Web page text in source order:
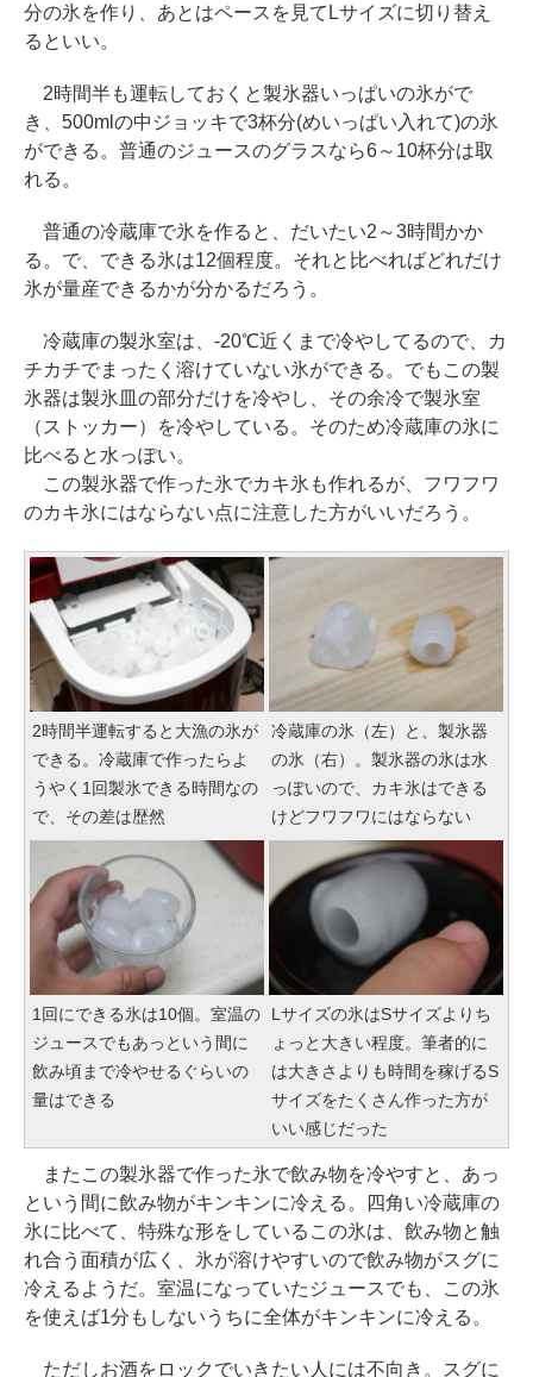
分の氷を作り、あとはペースを見てLサイズに切り替え
るといい。
2時間半も運転しておくと製氷器いっぱいの氷がで
き、500mlの中ジョッキで3杯分(めいっぱい入れて)の氷
ができる。普通のジュースのグラスなら6～10杯分は取
れる。
普通の冷蔵庫で氷を作ると、だいたい2～3時間かか
る。で、できる氷は12個程度。それと比べればどれだけ
氷が量産できるかが分かるだろう。
冷蔵庫の製氷室は、-20℃近くまで冷やしてるので、カ
チカチでまったく溶けていない氷ができる。でもこの製
氷器は製氷皿の部分だけを冷やし、その余冷で製氷室
（ストッカー）を冷やしている。そのため冷蔵庫の氷に
比べると水っぽい。
この製氷器で作った氷でカキ氷も作れるが、フワフワ
のカキ氷にはならない点に注意した方がいいだろう。
2時間半運転すると大漁の氷が
できる。冷蔵庫で作ったらよ
うやく1回製氷できる時間なの
で、その差は歴然
冷蔵庫の氷（左）と、製氷器
の氷（右）。製氷器の氷は水
っぽいので、カキ氷はできる
けどフワフワにはならない
1回にできる氷は10個。室温の
ジュースでもあっという間に
飲み頃まで冷やせるぐらいの
量はできる
Lサイズの氷はSサイズよりち
ょっと大きい程度。筆者的に
は大きさよりも時間を稼げるS
サイズをたくさん作った方が
いい感じだった
またこの製氷器で作った氷で飲み物を冷やすと、あっ
という間に飲み物がキンキンに冷える。四角い冷蔵庫の
氷に比べて、特殊な形をしているこの氷は、飲み物と触
れ合う面積が広く、氷が溶けやすいので飲み物がスグに
冷えるようだ。室温になっていたジュースでも、この氷
を使えば1分もしないうちに全体がキンキンに冷える。
ただしお酒をロックでいきたい人には不向き。スグに